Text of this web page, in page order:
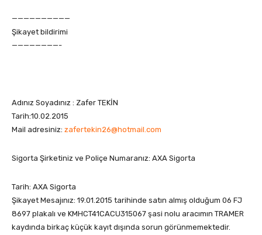
——————————
Şikayet bildirimi
————————-
Adınız Soyadınız : Zafer TEKİN
Tarih:10.02.2015
Mail adresiniz: zafertekin26@hotmail.com
Sigorta Şirketiniz ve Poliçe Numaranız: AXA Sigorta
Tarih: AXA Sigorta
Şikayet Mesajınız: 19.01.2015 tarihinde satın almış olduğum 06 FJ
8697 plakalı ve KMHCT41CACU315067 şasi nolu aracımın TRAMER
kaydında birkaç küçük kayıt dışında sorun görünmemektedir.